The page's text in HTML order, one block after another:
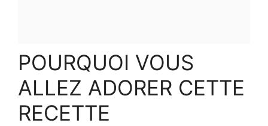
POURQUOI VOUS
ALLEZ ADORER CETTE
RECETTE